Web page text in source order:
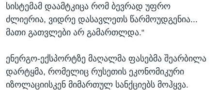
სისტემამ დაამტკიცა რომ ბევრად უფრო
ძლიერია, ვიდრე დასავლეთს წარმოუდგენია...
მათი გათვლები არ გამართლდა.“
ენერგო-ექსპორტზე მაღალმა ფასებმა შეარბილა
დარტყმა, რომელიც რუსეთის ეკონომიკური
იზოლაციისკენ მიმართულ სანქციებს მოჰყვა.